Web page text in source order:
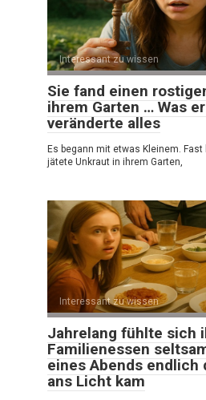
Interessant zu wissen
Sie fand einen
ihrem Garten … Was
veränderte alles
Es begann mit etwas Kleinem.
jätete Unkraut in ihrem Garten,
Interessant zu wissen
Jahrelang fühlte sich
Familienessen
eines Abends endlich
ans Licht kam